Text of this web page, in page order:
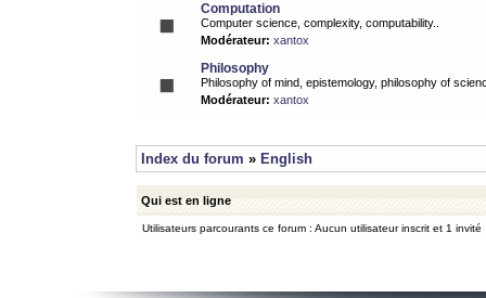
Computation
Computer science, complexity, computability..
Modérateur: xantox
Philosophy
Philosophy of mind, epistemology, philosophy of
Modérateur: xantox
Index du forum » English
Qui est en ligne
Utilisateurs parcourants ce forum : Aucun utilisateur inscrit et 1 invité